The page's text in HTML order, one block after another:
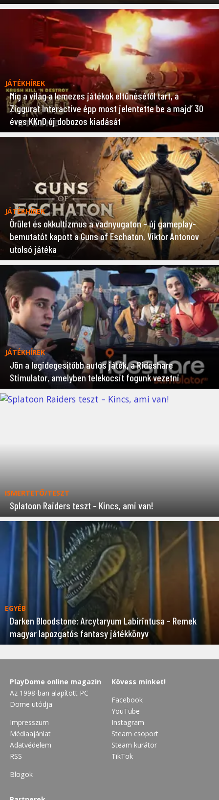
JÁTÉKHÍREK
Míg a világ a lemezes játékok eltűnésétől tart, a
Ziggurat Interactive épp most jelentette be a majd’ 30
éves KKnD új dobozos kiadását
JÁTÉKHÍREK
Őrület és okkultizmus a vadnyugaton – új gameplay-
bemutatót kapott a Guns of Eschaton, Viktor Antonov
utolsó játéka
JÁTÉKHÍREK
Jön a legidegesítőbb autós játék, a Rideshare
Stimulator, amelyben telekocsit fogunk vezetni
ISMERTETŐ/TESZT
Splatoon Raiders teszt – Kincs, ami van!
EGYÉB
Darken Bloodstone: Arcytaryum Labirintusa – Remek
magyar lapozgatós fantasy játékkönyv
PlayDome online magazin
Az 1998-ban alapított PC
Dome utódja
Impresszum
Médiaajánlat
Adatvédelem
RSS
Blogok
Kövess minket!
Facebook
YouTube
Instagram
Steam csoport
Steam kurátor
TikTok